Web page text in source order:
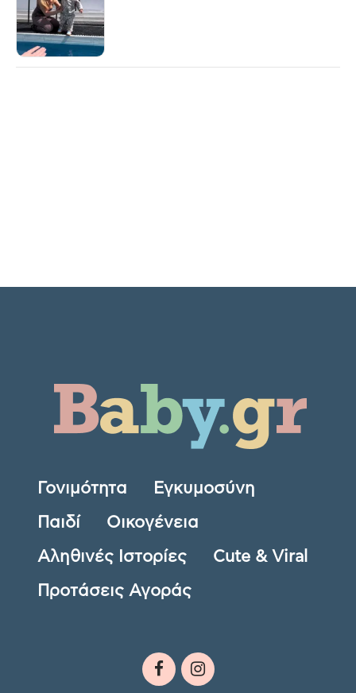
Γονιμότητα Εγκυμοσύνη
Παιδί Οικογένεια
Αληθινές Ιστορίες Cute & Viral
Προτάσεις Αγοράς